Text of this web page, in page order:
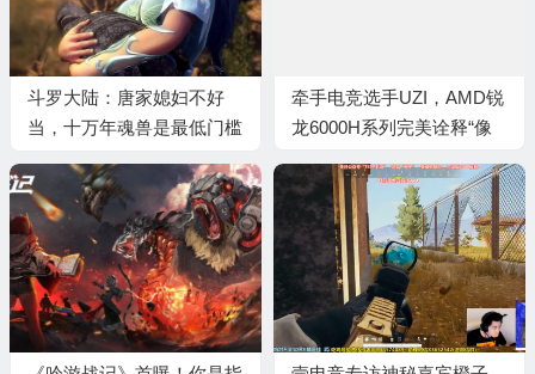
斗罗大陆：唐家媳妇不好
当，十万年魂兽是最低门槛
牵手电竞选手UZI，AMD锐
龙6000H系列完美诠释“像